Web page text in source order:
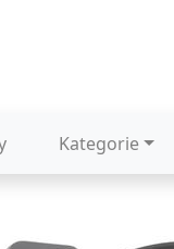
Kategorie